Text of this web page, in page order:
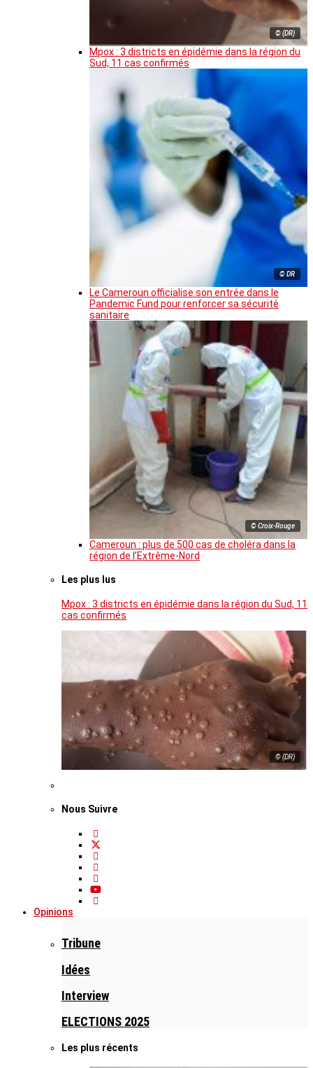
© (DR)
Mpox : 3 districts en épidémie dans la région du
Sud, 11 cas confirmés
© DR
Le Cameroun officialise son entrée dans le
Pandemic Fund pour renforcer sa sécurité
sanitaire
© Croix-Rouge
Cameroun : plus de 500 cas de choléra dans la
région de l’Extrême-Nord
Les plus lus
Mpox : 3 districts en épidémie dans la région du Sud, 11
cas confirmés
© (DR)
Nous Suivre
Opinions
Tribune
Idées
Interview
ELECTIONS 2025
Les plus récents